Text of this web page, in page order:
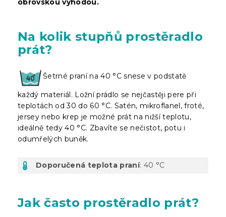
obrovskou výhodou.
Na kolik stupňů prostěradlo
prát?
Šetrné praní na 40 °C snese v podstatě
každý materiál. Ložní prádlo se nejčastěji pere při
teplotách od 30 do 60 °C. Satén, mikroflanel, froté,
jersey nebo krep je možné prát na nižší teplotu,
ideálně tedy 40 °C. Zbavíte se nečistot, potu i
odumřelých buněk.
Doporučená teplota praní: 40 °C
Jak často prostěradlo prát?